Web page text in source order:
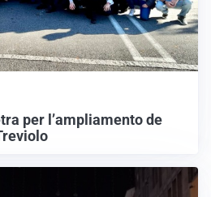
per l’ampliamento de